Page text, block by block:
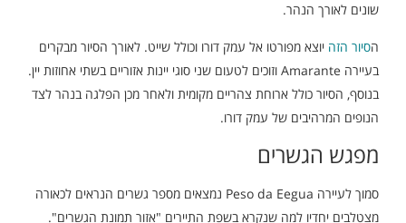
שונים לאורך הנהר.
סיור הזהיוצא מפורטו אל עמק דורו וכולל שייט. לאורך הסיור מבקרים
בעיירה Amarante וזוכים לטעום שני סוגי יינות אזוריים בשתי אחוזות יין.
בנוסף, הסיור כולל ארוחת צהריים מקומית ולאחר מכן הפלגה בנהר לצד
הנופים המרהיבים של עמק דורו.
מפגש הגשרים
סמוך לעיירה Peso da Eegua נמצאים מספר גשרים הנראים לכאורה
מצטלבים יחדיו למה שנקרא בשפת התיירים "אזור תמונת הגשרים".